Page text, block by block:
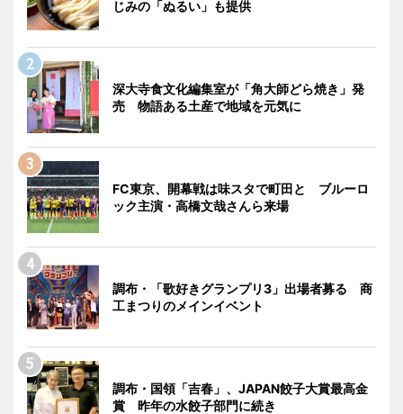
じみの「ぬるい」も提供
深大寺食文化編集室が「角大師どら焼き」発
売 物語ある土産で地域を元気に
FC東京、開幕戦は味スタで町田と ブルーロ
ック主演・高橋文哉さんら来場
調布・「歌好きグランプリ3」出場者募る 商
工まつりのメインイベント
調布・国領「吉春」、JAPAN餃子大賞最高金
賞 昨年の水餃子部門に続き